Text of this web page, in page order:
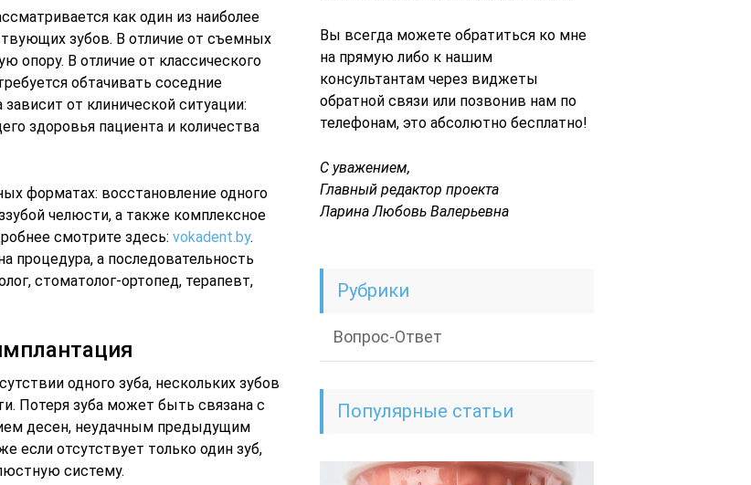
как один из наиболее
зубов. В отличие от съемных
опору. В отличие от классического
обтачивать соседние
от клинической ситуации:
здоровья пациента и количества
форматах: восстановление одного
челюсти, а также комплексное
смотрите здесь: vokadent.by.
процедура, а последовательность
стоматолог-ортопед, терапевт,
одного зуба, нескольких зубов
Потеря зуба может быть связана с
десен, неудачным предыдущим
если отсутствует только один зуб,
систему.
Вы всегда можете обратиться ко мне
на прямую либо к нашим
консультантам через виджеты
обратной связи или позвонив нам по
телефонам, это абсолютно бесплатно!
С уважением,
Главный редактор проекта
Ларина Любовь Валерьевна
Рубрики
Вопрос-Ответ
Популярные статьи